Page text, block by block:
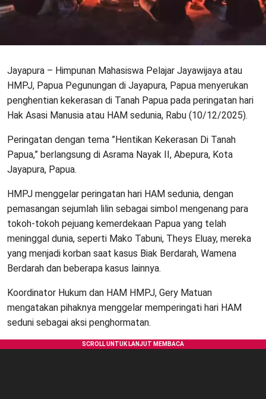
Jayapura – Himpunan Mahasiswa Pelajar Jayawijaya atau
HMPJ, Papua Pegunungan di Jayapura, Papua menyerukan
penghentian kekerasan di Tanah Papua pada peringatan hari
Hak Asasi Manusia atau HAM sedunia, Rabu (10/12/2025).
Peringatan dengan tema ”Hentikan Kekerasan Di Tanah
Papua,” berlangsung di Asrama Nayak II, Abepura, Kota
Jayapura, Papua.
HMPJ menggelar peringatan hari HAM sedunia, dengan
pemasangan sejumlah lilin sebagai simbol mengenang para
tokoh-tokoh pejuang kemerdekaan Papua yang telah
meninggal dunia, seperti Mako Tabuni, Theys Eluay, mereka
yang menjadi korban saat kasus Biak Berdarah, Wamena
Berdarah dan beberapa kasus lainnya.
Koordinator Hukum dan HAM HMPJ, Gery Matuan
mengatakan pihaknya menggelar memperingati hari HAM
seduni sebagai aksi penghormatan.